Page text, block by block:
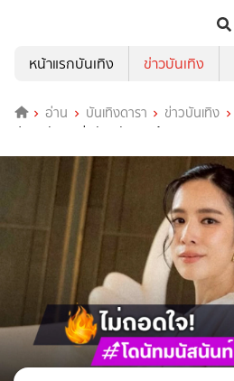
หน้าแรกบันเทิง
ข่าวบันเทิง
อ่าน บันเทิงดารา ข่าวบันเทิง
ปลอบตัวเองว่าพักหลังงานน้อย